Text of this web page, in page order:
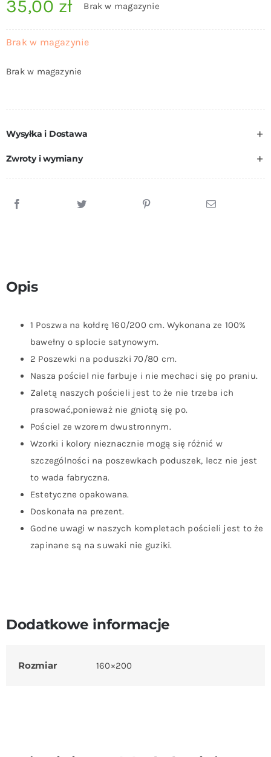
35,00 zł Brak w magazynie
Brak w magazynie
Brak w magazynie
Wysyłka i Dostawa
Zwroty i wymiany
Opis
1 Poszwa na kołdrę 160/200 cm. Wykonana ze 100%
bawełny o splocie satynowym.
2 Poszewki na poduszki 70/80 cm.
Nasza pościel nie farbuje i nie mechaci się po praniu.
Zaletą naszych pościeli jest to że nie trzeba ich
prasować,ponieważ nie gniotą się po.
Pościel ze wzorem dwustronnym.
Wzorki i kolory nieznacznie mogą się różnić w
szczególności na poszewkach poduszek, lecz nie jest
to wada fabryczna.
Estetyczne opakowana.
Doskonała na prezent.
Godne uwagi w naszych kompletach pościeli jest to że
zapinane są na suwaki nie guziki.
Dodatkowe informacje
Rozmiar 160×200